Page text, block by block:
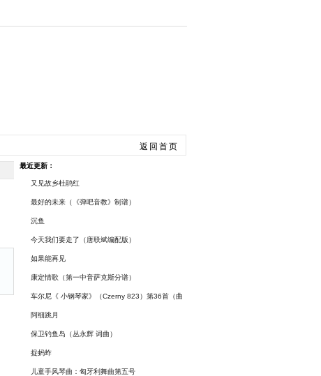
返回首页
最近更新：
又见故乡杜鹃红
最好的未来（《弹吧音教》制谱）
沉鱼
今天我们要走了（唐联斌编配版）
如果能再见
康定情歌（第一中音萨克斯分谱）
车尔尼《 小钢琴家》（Czerny 823）第36首（曲
谱及练习提示）
阿细跳月
保卫钓鱼岛（丛永辉 词曲）
捉蚂蚱
儿童手风琴曲：匈牙利舞曲第五号